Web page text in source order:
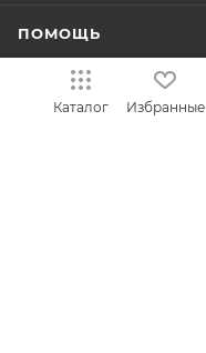
ПОМОЩЬ
ИНФОРМАЦИЯ
Каталог Избранные